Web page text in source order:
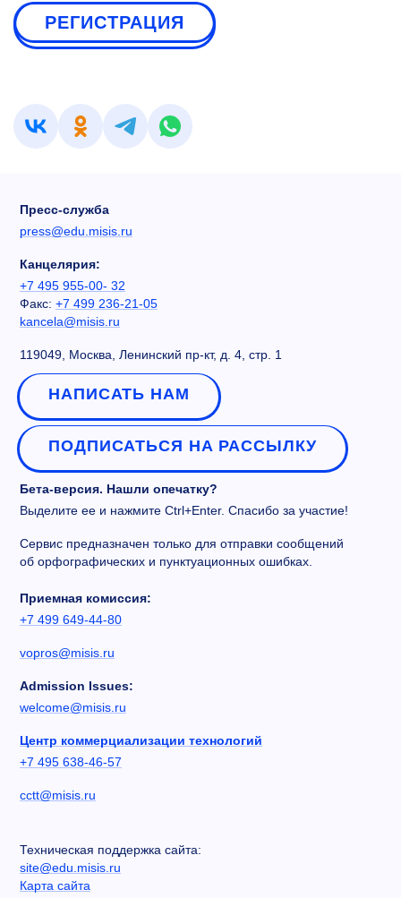
РЕГИСТРАЦИЯ
Пресс-служба
press@edu.misis.ru
Канцелярия:
+7 495 955-00- 32
Факс: +7 499 236-21-05
kancela@misis.ru
119049, Москва, Ленинский пр-кт, д. 4, стр. 1
НАПИСАТЬ НАМ
ПОДПИСАТЬСЯ НА РАССЫЛКУ
Бета-версия. Нашли опечатку?
Выделите ее и нажмите Ctrl+Enter. Спасибо за участие!
Сервис предназначен только для отправки сообщений
об орфографических и пунктуационных ошибках.
Приемная комиссия:
+7 499 649-44-80
vopros@misis.ru
Admission Issues:
welcome@misis.ru
Центр коммерциализации технологий
+7 495 638-46-57
cctt@misis.ru
Техническая поддержка сайта:
site@edu.misis.ru
Карта сайта